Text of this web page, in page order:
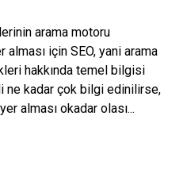
arama motoru
alması için SEO, yani arama
hakkında temel bilgisi
ne kadar çok bilgi edinilirse,
alması okadar olası...